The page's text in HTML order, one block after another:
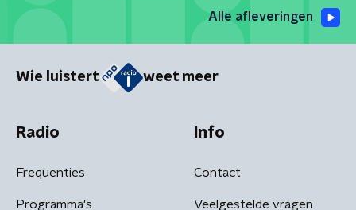
Alle afleveringen
Wie luistert weet meer
Radio
Frequenties
Programma's
Info
Contact
Veelgestelde vragen